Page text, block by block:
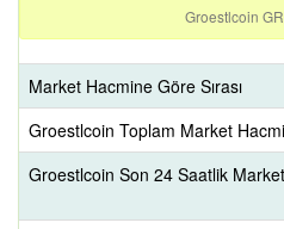
Groestlcoin
Market Hacmine Göre Sırası
Groestlcoin Toplam Market
Groestlcoin Son 24 Saatlik